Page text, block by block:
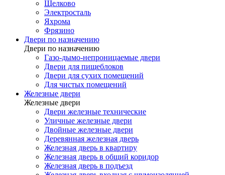
Щелково
Электросталь
Яхрома
Фрязино
Двери по назначению
Двери по назначению
Газо-дымо-непроницаемые двери
Двери для пищеблоков
Двери для сухих помещений
Для чистых помещений
Железные двери
Железные двери
Двери железные технические
Уличные железные двери
Двойные железные двери
Деревянная железная дверь
Железная дверь в квартиру
Железная дверь в общий коридор
Железная дверь в подъезд